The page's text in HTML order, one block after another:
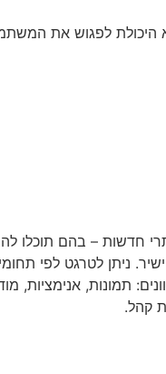
לפגוש את
חדשות – בהם
לטרגט לפי תחומי
תמונות, אנימציות,
קהל.